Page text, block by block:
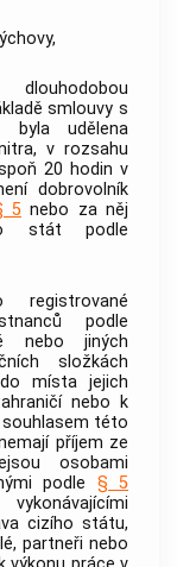
smlouvy s
byla udělena
v rozsahu
20 hodin v
dobrovolník
5nebo za něj
stát podle
registrované
podle
nebo jiných
složkách
místa jejich
nebo k
souhlasem této
příjem ze
osobami
podle § 5
cizího státu,
partneři nebo